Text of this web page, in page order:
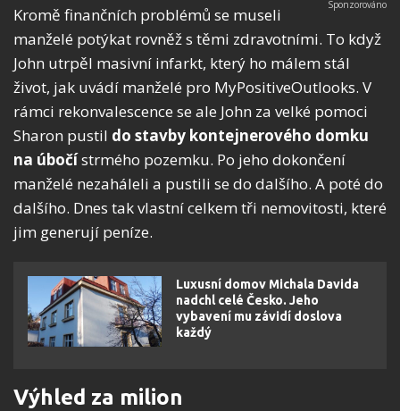
Kromě finančních problémů se museli
manželé potýkat rovněž s těmi zdravotními. To když
John utrpěl masivní infarkt, který ho málem stál
život, jak uvádí manželé pro MyPositiveOutlooks. V
rámci rekonvalescence se ale John za velké pomoci
Sharon pustil do stavby kontejnerového domku
na úbočístrmého pozemku. Po jeho dokončení
manželé nezaháleli a pustili se do dalšího. A poté do
dalšího. Dnes tak vlastní celkem tři nemovitosti, které
jim generují peníze.
Luxusní domov Michala Davida
nadchl celé Česko. Jeho
vybavení mu závidí doslova
každý
Výhled za milion